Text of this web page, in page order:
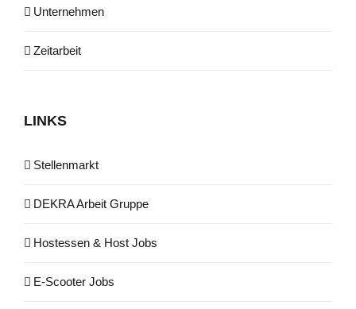
Unternehmen
Zeitarbeit
LINKS
Stel­len­markt
DEKRA Arbeit Gruppe
Hos­tes­sen & Host Jobs
E‑Scooter Jobs